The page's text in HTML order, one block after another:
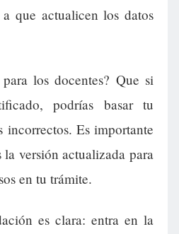
que actualicen los datos
los docentes? Que si
podrías basar tu
incorrectos. Es importante
la versión actualizada para
en tu trámite.
es clara: entra en la